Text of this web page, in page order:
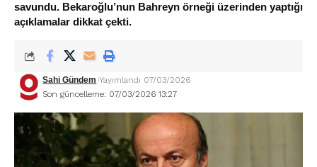
savundu. Bekaroğlu’nun Bahreyn örneği üzerinden yaptığı
açıklamalar dikkat çekti.
Son güncelleme: 07/03/2026 13:27
Sahi Gündem Yayımlandı 07/03/2026